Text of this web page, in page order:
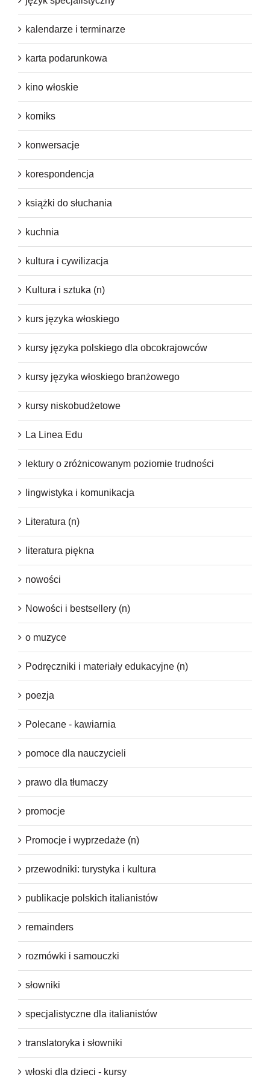
kalendarze i terminarze
karta podarunkowa
kino włoskie
komiks
konwersacje
korespondencja
książki do słuchania
kuchnia
kultura i cywilizacja
Kultura i sztuka (n)
kurs języka włoskiego
kursy języka polskiego dla obcokrajowców
kursy języka włoskiego branżowego
kursy niskobudżetowe
La Linea Edu
lektury o zróżnicowanym poziomie trudności
lingwistyka i komunikacja
Literatura (n)
literatura piękna
nowości
Nowości i bestsellery (n)
o muzyce
Podręczniki i materiały edukacyjne (n)
poezja
Polecane - kawiarnia
pomoce dla nauczycieli
prawo dla tłumaczy
promocje
Promocje i wyprzedaże (n)
przewodniki: turystyka i kultura
publikacje polskich italianistów
remainders
rozmówki i samouczki
słowniki
specjalistyczne dla italianistów
translatoryka i słowniki
włoski dla dzieci - kursy